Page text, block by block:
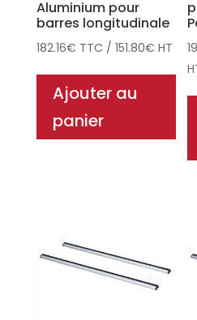
Aluminium pour
barres longitudinale
182.16€ TTC / 151.80€ HT
Ajouter au
panier